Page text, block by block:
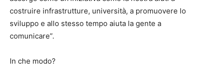
costruire infrastrutture, università, a promuovere lo
sviluppo e allo stesso tempo aiuta la gente a
comunicare”.
In che modo?